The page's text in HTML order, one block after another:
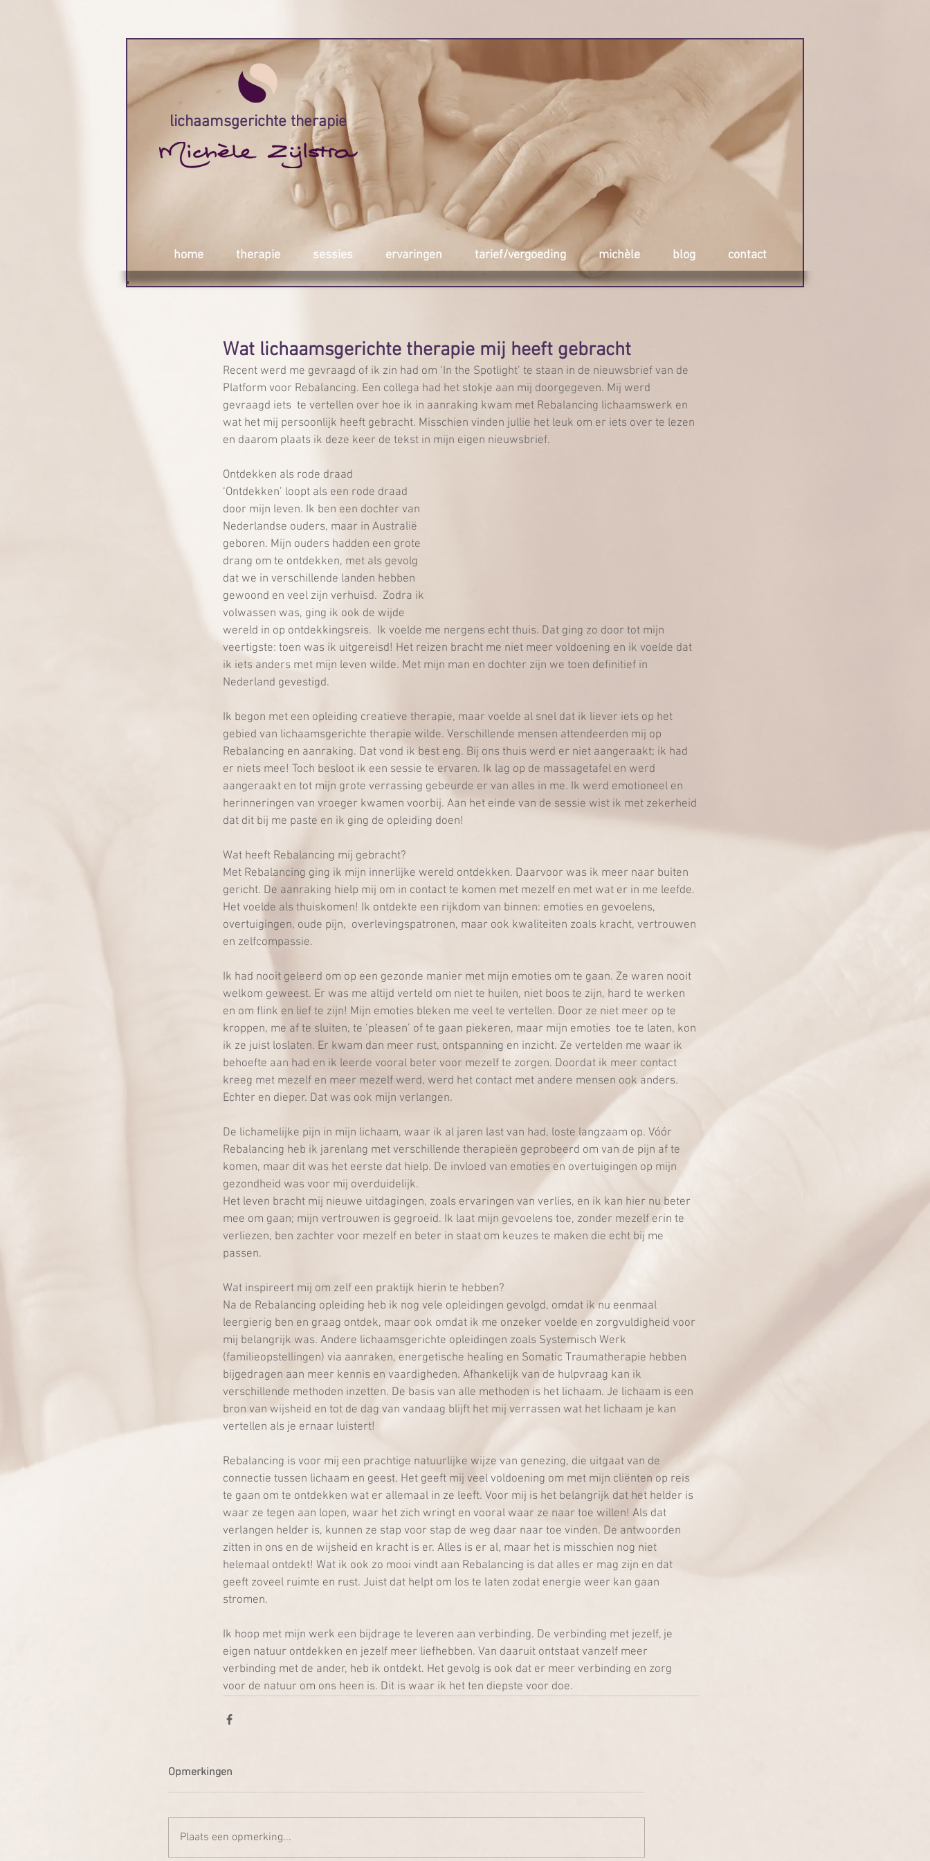
home therapie sessies ervaringen tarief/vergoeding michèle blog contact
lichaamsgerichte therapie
Wat lichaamsgerichte therapie mij heeft gebracht
Recent werd me gevraagd of ik zin had om ‘In the Spotlight’ te staan in de nieuwsbrief van de
Platform voor Rebalancing. Een collega had het stokje aan mij doorgegeven. Mij werd
gevraagd iets  te vertellen over hoe ik in aanraking kwam met Rebalancing lichaamswerk en
wat het mij persoonlijk heeft gebracht. Misschien vinden jullie het leuk om er iets over te lezen
en daarom plaats ik deze keer de tekst in mijn eigen nieuwsbrief.
Ontdekken als rode draad
‘Ontdekken’ loopt als een rode draad
door mijn leven. Ik ben een dochter van
Nederlandse ouders, maar in Australië
geboren. Mijn ouders hadden een grote
drang om te ontdekken, met als gevolg
dat we in verschillende landen hebben
gewoond en veel zijn verhuisd.  Zodra ik
volwassen was, ging ik ook de wijde
wereld in op ontdekkingsreis.  Ik voelde me nergens echt thuis. Dat ging zo door tot mijn
veertigste: toen was ik uitgereisd! Het reizen bracht me niet meer voldoening en ik voelde dat
ik iets anders met mijn leven wilde. Met mijn man en dochter zijn we toen definitief in
Nederland gevestigd.
Ik begon met een opleiding creatieve therapie, maar voelde al snel dat ik liever iets op het
gebied van lichaamsgerichte therapie wilde. Verschillende mensen attendeerden mij op
Rebalancing en aanraking. Dat vond ik best eng. Bij ons thuis werd er niet aangeraakt; ik had
er niets mee! Toch besloot ik een sessie te ervaren. Ik lag op de massagetafel en werd
aangeraakt en tot mijn grote verrassing gebeurde er van alles in me. Ik werd emotioneel en
herinneringen van vroeger kwamen voorbij. Aan het einde van de sessie wist ik met zekerheid
dat dit bij me paste en ik ging de opleiding doen!
Wat heeft Rebalancing mij gebracht?
Met Rebalancing ging ik mijn innerlijke wereld ontdekken. Daarvoor was ik meer naar buiten
gericht. De aanraking hielp mij om in contact te komen met mezelf en met wat er in me leefde.
Het voelde als thuiskomen! Ik ontdekte een rijkdom van binnen: emoties en gevoelens,
overtuigingen, oude pijn,  overlevingspatronen, maar ook kwaliteiten zoals kracht, vertrouwen
en zelfcompassie.
Ik had nooit geleerd om op een gezonde manier met mijn emoties om te gaan. Ze waren nooit
welkom geweest. Er was me altijd verteld om niet te huilen, niet boos te zijn, hard te werken
en om flink en lief te zijn! Mijn emoties bleken me veel te vertellen. Door ze niet meer op te
kroppen, me af te sluiten, te ‘pleasen’ of te gaan piekeren, maar mijn emoties  toe te laten, kon
ik ze juist loslaten. Er kwam dan meer rust, ontspanning en inzicht. Ze vertelden me waar ik
behoefte aan had en ik leerde vooral beter voor mezelf te zorgen. Doordat ik meer contact
kreeg met mezelf en meer mezelf werd, werd het contact met andere mensen ook anders.
Echter en dieper. Dat was ook mijn verlangen.
De lichamelijke pijn in mijn lichaam, waar ik al jaren last van had, loste langzaam op. Vóór
Rebalancing heb ik jarenlang met verschillende therapieën geprobeerd om van de pijn af te
komen, maar dit was het eerste dat hielp. De invloed van emoties en overtuigingen op mijn
gezondheid was voor mij overduidelijk.
Het leven bracht mij nieuwe uitdagingen, zoals ervaringen van verlies, en ik kan hier nu beter
mee om gaan; mijn vertrouwen is gegroeid. Ik laat mijn gevoelens toe, zonder mezelf erin te
verliezen, ben zachter voor mezelf en beter in staat om keuzes te maken die echt bij me
passen.
Wat inspireert mij om zelf een praktijk hierin te hebben?
Na de Rebalancing opleiding heb ik nog vele opleidingen gevolgd, omdat ik nu eenmaal
leergierig ben en graag ontdek, maar ook omdat ik me onzeker voelde en zorgvuldigheid voor
mij belangrijk was. Andere lichaamsgerichte opleidingen zoals Systemisch Werk
(familieopstellingen) via aanraken, energetische healing en Somatic Traumatherapie hebben
bijgedragen aan meer kennis en vaardigheden. Afhankelijk van de hulpvraag kan ik
verschillende methoden inzetten. De basis van alle methoden is het lichaam. Je lichaam is een
bron van wijsheid en tot de dag van vandaag blijft het mij verrassen wat het lichaam je kan
vertellen als je ernaar luistert!
Rebalancing is voor mij een prachtige natuurlijke wijze van genezing, die uitgaat van de
connectie tussen lichaam en geest. Het geeft mij veel voldoening om met mijn cliënten op reis
te gaan om te ontdekken wat er allemaal in ze leeft. Voor mij is het belangrijk dat het helder is
waar ze tegen aan lopen, waar het zich wringt en vooral waar ze naar toe willen! Als dat
verlangen helder is, kunnen ze stap voor stap de weg daar naar toe vinden. De antwoorden
zitten in ons en de wijsheid en kracht is er. Alles is er al, maar het is misschien nog niet
helemaal ontdekt! Wat ik ook zo mooi vindt aan Rebalancing is dat alles er mag zijn en dat
geeft zoveel ruimte en rust. Juist dat helpt om los te laten zodat energie weer kan gaan
stromen.
Ik hoop met mijn werk een bijdrage te leveren aan verbinding. De verbinding met jezelf, je
eigen natuur ontdekken en jezelf meer liefhebben. Van daaruit ontstaat vanzelf meer
verbinding met de ander, heb ik ontdekt. Het gevolg is ook dat er meer verbinding en zorg
voor de natuur om ons heen is. Dit is waar ik het ten diepste voor doe.
Opmerkingen
Plaats een opmerking...